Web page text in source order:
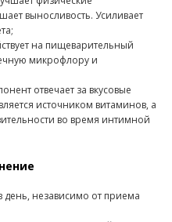
выносливость. Усиливает
на пищеварительный
микрофлору и
отвечает за вкусовые
источником витаминов, а
во время интимной
независимо от приема